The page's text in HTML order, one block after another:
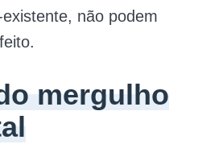
existente, não podem
mergulho